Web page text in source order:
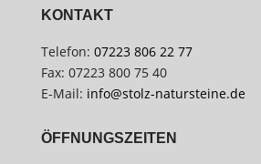
KONTAKT
Telefon: 07223 806 22 77
Fax: 07223 800 75 40
E-Mail: info@stolz-natursteine.de
ÖFFNUNGSZEITEN